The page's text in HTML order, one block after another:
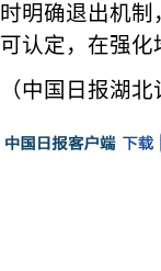
时明确退出机
可认定，在强化
（中国日报湖